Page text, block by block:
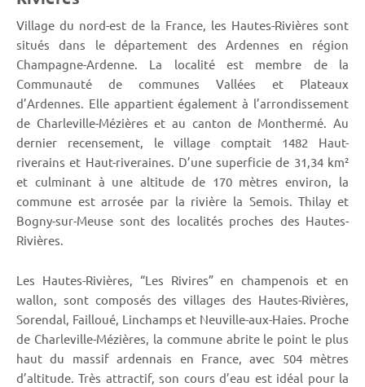
Village du nord-est de la France, les Hautes-Rivières sont
situés dans le département des Ardennes en région
Champagne-Ardenne. La localité est membre de la
Communauté de communes Vallées et Plateaux
d’Ardennes. Elle appartient également à l’arrondissement
de Charleville-Mézières et au canton de Monthermé. Au
dernier recensement, le village comptait 1482 Haut-
riverains et Haut-riveraines. D’une superficie de 31,34 km²
et culminant à une altitude de 170 mètres environ, la
commune est arrosée par la rivière la Semois. Thilay et
Bogny-sur-Meuse sont des localités proches des Hautes-
Rivières.
Les Hautes-Rivières, “Les Rivires” en champenois et en
wallon, sont composés des villages des Hautes-Rivières,
Sorendal, Failloué, Linchamps et Neuville-aux-Haies. Proche
de Charleville-Mézières, la commune abrite le point le plus
haut du massif ardennais en France, avec 504 mètres
d’altitude. Très attractif, son cours d’eau est idéal pour la